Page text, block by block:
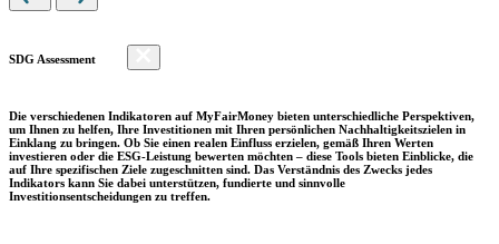
SDG Assessment
Die verschiedenen Indikatoren auf MyFairMoney bieten unterschiedliche Perspektiven,
um Ihnen zu helfen, Ihre Investitionen mit Ihren persönlichen Nachhaltigkeitszielen in
Einklang zu bringen. Ob Sie einen realen Einfluss erzielen, gemäß Ihren Werten
investieren oder die ESG-Leistung bewerten möchten – diese Tools bieten Einblicke, die
auf Ihre spezifischen Ziele zugeschnitten sind. Das Verständnis des Zwecks jedes
Indikators kann Sie dabei unterstützen, fundierte und sinnvolle
Investitionsentscheidungen zu treffen.